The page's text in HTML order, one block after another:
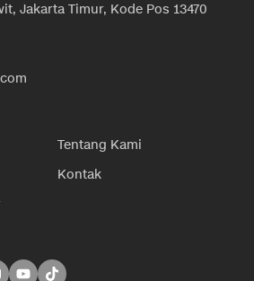
Jakarta Timur, Kode Pos 13470
Tentang Kami
Kontak